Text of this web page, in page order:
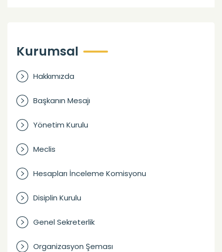
Kurumsal
Hakkımızda
Başkanın Mesajı
Yönetim Kurulu
Meclis
Hesapları İnceleme Komisyonu
Disiplin Kurulu
Genel Sekreterlik
Organizasyon Şeması